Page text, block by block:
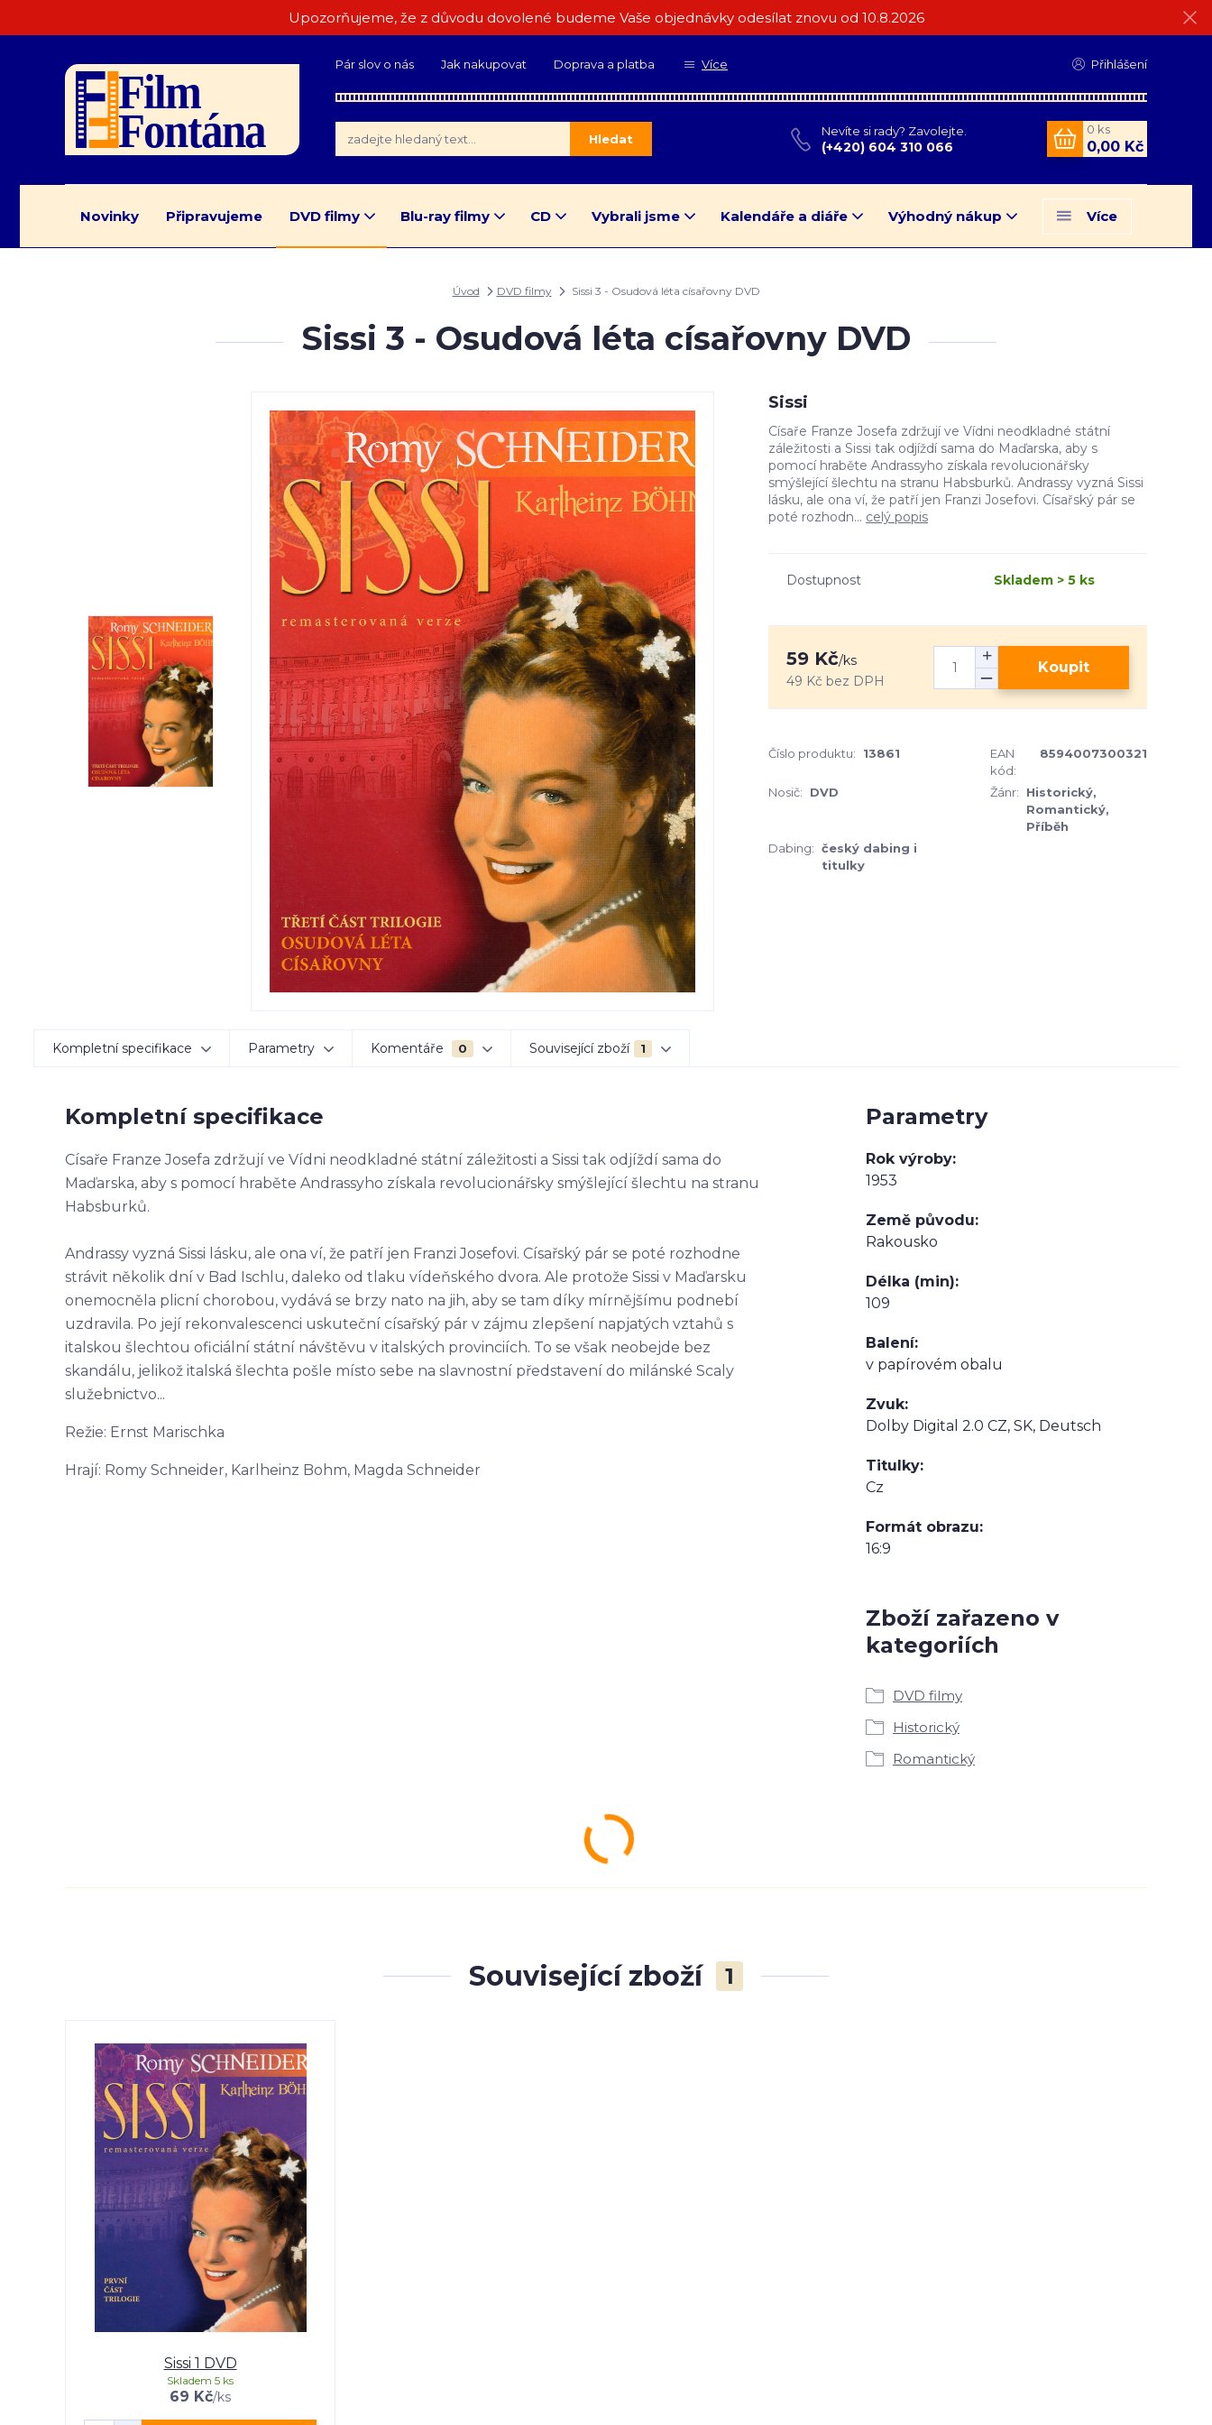
Upozorňujeme, že z důvodu dovolené budeme Vaše objednávky odesílat znovu od 10.8.2026
Pár slov o nás Jak nakupovat Doprava a platba Více Přihlášení
Hledat
Nevíte si rady? Zavolejte.
(+420) 604 310 066
0 ks
0,00 Kč
Novinky Připravujeme DVD filmy Blu-ray filmy CD Vybrali jsme Kalendáře a diáře Výhodný nákup Více
Úvod DVD filmy Sissi 3 - Osudová léta císařovny DVD
Sissi 3 - Osudová léta císařovny DVD
Sissi
Císaře Franze Josefa zdržují ve Vídni neodkladné státní
záležitosti a Sissi tak odjíždí sama do Maďarska, aby s
pomocí hraběte Andrassyho získala revolucionářsky
smýšlející šlechtu na stranu Habsburků. Andrassy vyzná Sissi
lásku, ale ona ví, že patří jen Franzi Josefovi. Císařský pár se
poté rozhodn... celý popis
Dostupnost Skladem > 5 ks
59 Kč/ks
49 Kč bez DPH
Koupit
Číslo produktu: 13861
EAN
kód:
8594007300321
Nosič: DVD Žánr:
Historický,
Romantický,
Příběh
Dabing: český dabing i
titulky
Kompletní specifikace Parametry Komentáře 0 Související zboží 1
Kompletní specifikace
Císaře Franze Josefa zdržují ve Vídni neodkladné státní záležitosti a Sissi tak odjíždí sama do
Maďarska, aby s pomocí hraběte Andrassyho získala revolucionářsky smýšlející šlechtu na stranu
Habsburků.
Andrassy vyzná Sissi lásku, ale ona ví, že patří jen Franzi Josefovi. Císařský pár se poté rozhodne
strávit několik dní v Bad Ischlu, daleko od tlaku vídeňského dvora. Ale protože Sissi v Maďarsku
onemocněla plicní chorobou, vydává se brzy nato na jih, aby se tam díky mírnějšímu podnebí
uzdravila. Po její rekonvalescenci uskuteční císařský pár v zájmu zlepšení napjatých vztahů s
italskou šlechtou oficiální státní návštěvu v italských provinciích. To se však neobejde bez
skandálu, jelikož italská šlechta pošle místo sebe na slavnostní představení do milánské Scaly
služebnictvo...
Režie: Ernst Marischka
Hrají: Romy Schneider, Karlheinz Bohm, Magda Schneider
Parametry
Rok výroby
1953
Země původu
Rakousko
Délka (min)
109
Balení
v papírovém obalu
Zvuk
Dolby Digital 2.0 CZ, SK, Deutsch
Titulky
Cz
Formát obrazu
16:9
Zboží zařazeno v
kategoriích
DVD filmy
Historický
Romantický
Související zboží 1
Sissi 1 DVD
69 Kč/ks
Skladem 5 ks